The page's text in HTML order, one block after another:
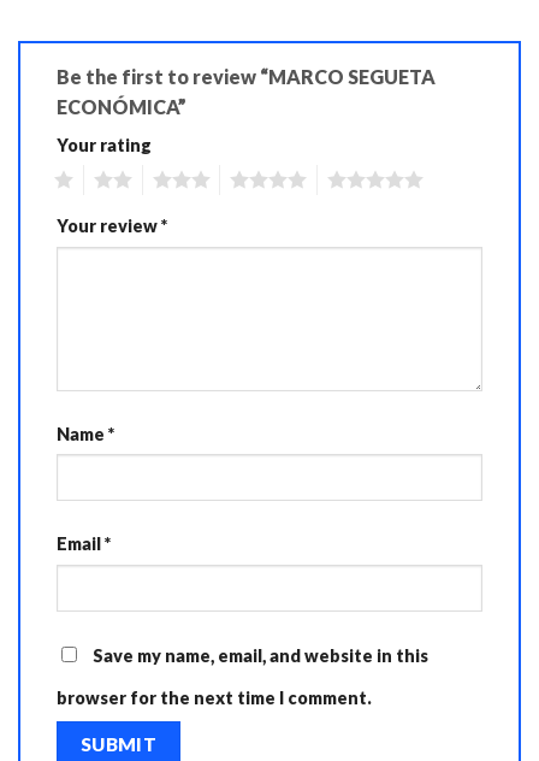
Be the first to review “MARCO SEGUETA
ECONÓMICA”
Your rating
Your review*
Name *
Email*
Save my name, email, and website in this
browser for the next time I comment.